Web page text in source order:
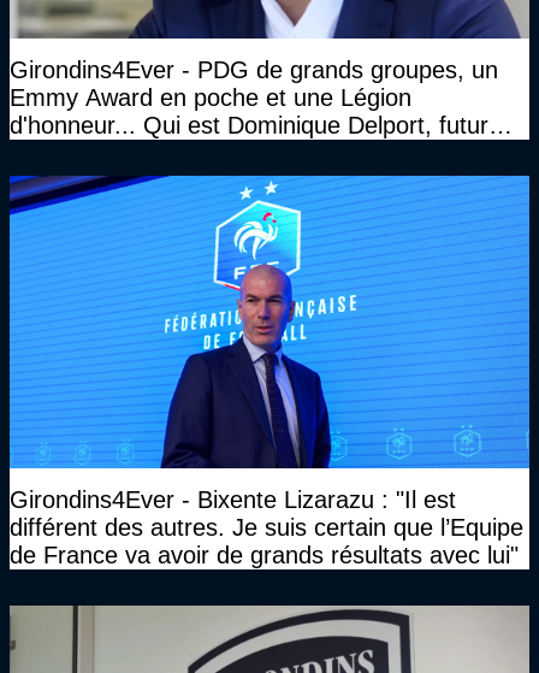
Girondins4Ever - PDG de grands groupes, un
Emmy Award en poche et une Légion
d'honneur... Qui est Dominique Delport, futur
Girondins4Ever - Bixente Lizarazu : "Il est
différent des autres. Je suis certain que l’Equipe
de France va avoir de grands résultats avec lui"